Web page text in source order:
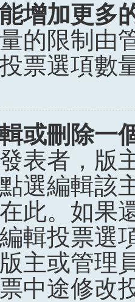
增加更多
的限制由
票選項數
或刪除一
表者，版
選編輯該
此。如果
輯投票選
主或管理
中途修改